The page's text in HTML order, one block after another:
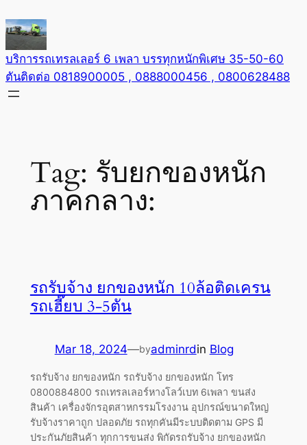
to
content
บริการรถเทรลเลอร์ 6 เพลา บรรทุกหนักพิเศษ 35-50-60
ตันติดต่อ 0818900005 , 0888000456 , 0800628488
Tag: รับยกของหนัก
ภาคกลาง:
รถรับจ้าง ยกของหนัก 10ล้อติดเครน
รถเฮี๊ยบ 3-5ตัน
Mar 18, 2024—byadminrdin Blog
รถรับจ้าง ยกของหนัก รถรับจ้าง ยกของหนัก โทร
0800884800 รถเทรลเลอร์หางโลว์เบท 6เพลา ขนส่ง
สินค้า เครื่องจักรอุตสาหกรรมโรงงาน อุปกรณ์ขนาดใหญ่
รับจ้างราคาถูก ปลอดภัย รถทุกคันมีระบบติดตาม GPS มี
ประกันภัยสินค้า ทุกการขนส่ง พิกัดรถรับจ้าง ยกของหนัก